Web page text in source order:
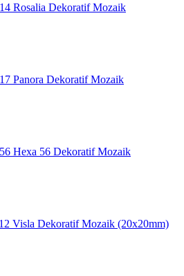
Rosalia Dekoratif Mozaik
Panora Dekoratif Mozaik
Hexa 56 Dekoratif Mozaik
Visla Dekoratif Mozaik (20x20mm)